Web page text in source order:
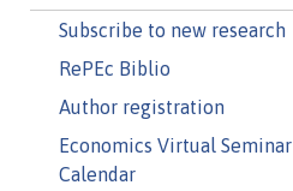
Subscribe to new research
RePEc Biblio
Author registration
Economics Virtual Seminar
Calendar